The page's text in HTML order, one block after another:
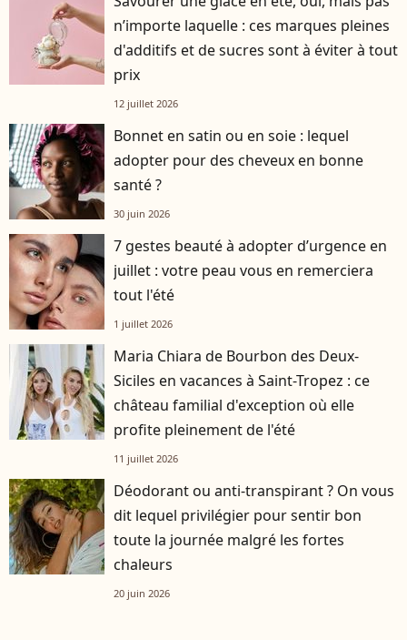
n’importe laquelle : ces marques pleines
d'additifs et de sucres sont à éviter à tout
prix
12 juillet 2026
Bonnet en satin ou en soie : lequel
adopter pour des cheveux en bonne
santé ?
30 juin 2026
7 gestes beauté à adopter d’urgence en
juillet : votre peau vous en remerciera
tout l'été
1 juillet 2026
Maria Chiara de Bourbon des Deux-
Siciles en vacances à Saint-Tropez : ce
château familial d'exception où elle
profite pleinement de l'été
11 juillet 2026
Déodorant ou anti-transpirant ? On vous
dit lequel privilégier pour sentir bon
toute la journée malgré les fortes
chaleurs
20 juin 2026